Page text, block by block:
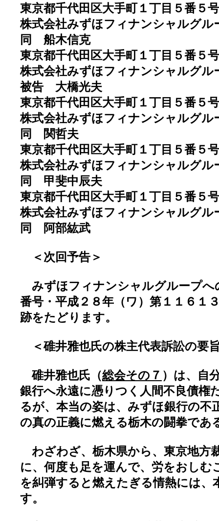
東京都千代田区大手町１丁目５番５号
株式会社みずほフィナンシャルグル
同 船木信克
東京都千代田区大手町１丁目５番５号
株式会社みずほフィナンシャルグル
被告 大橋光夫
東京都千代田区大手町１丁目５番５号
株式会社みずほフィナンシャルグル
同 関哲夫
東京都千代田区大手町１丁目５番５号
株式会社みずほフィナンシャルグル
同 甲斐中辰夫
東京都千代田区大手町１丁目５番５号
株式会社みずほフィナンシャルグル
同 阿部紘武
＜次回予告＞
みずほフィナンシャルグループへ
番号・平成２８年（ワ）第１１６１
跡をたどります。
＜碓井雅也氏の株主代表訴訟の要
碓井雅也氏（総会その７ ）は、自
銀行へ永遠に憑りつく人間不良債権
るが、本当の姿は、みずほ銀行の不
の真の正義に燃える栃木の闘拳であ
わざわざ、栃木県から、東京地方
に、何度も足を運んで、労をおしむ
を糾弾すると燃えたぎる情熱には、
す。